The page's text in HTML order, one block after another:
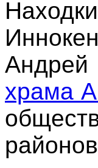
Андрей
храма